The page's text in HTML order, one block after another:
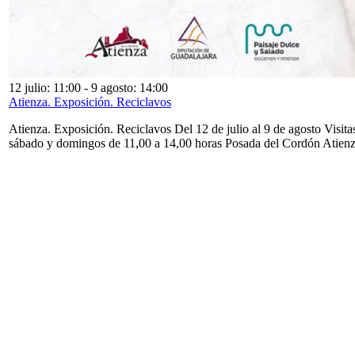
12 julio: 11:00 - 9 agosto: 14:00
Atienza. Exposición. Reciclavos
Atienza. Exposición. Reciclavos Del 12 de julio al 9 de agosto
sábado y domingos de 11,00 a 14,00 horas Posada del Cordón